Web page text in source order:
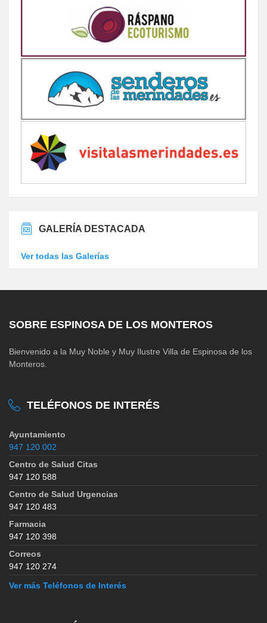
GALERÍA DESTACADA
Ver todas las Galerías
SOBRE ESPINOSA DE LOS MONTEROS
Bienvenido a la Muy Noble y Muy Ilustre Villa de Espinosa de los
Monteros.
TELÉFONOS DE INTERÉS
Ayuntamiento
947 120 002
Centro de Salud Citas
947 120 588
Centro de Salud Urgencias
947 120 483
Farmacia
947 120 398
Correos
947 120 274
Ver más Teléfonos de Interés